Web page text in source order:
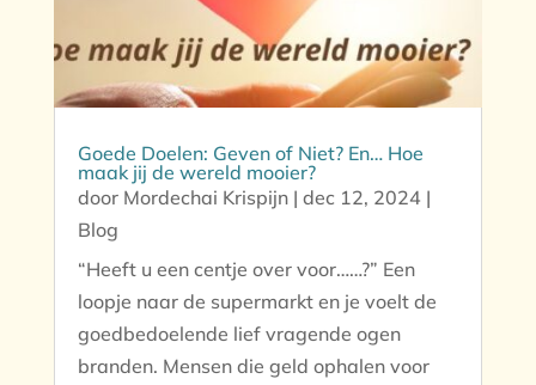
Goede Doelen: Geven of Niet? En… Hoe
maak jij de wereld mooier?
door Mordechai Krispijn| dec 12, 2024 |
Blog
“Heeft u een centje over voor……?” Een
loopje naar de supermarkt en je voelt de
goedbedoelende lief vragende ogen
branden. Mensen die geld ophalen voor